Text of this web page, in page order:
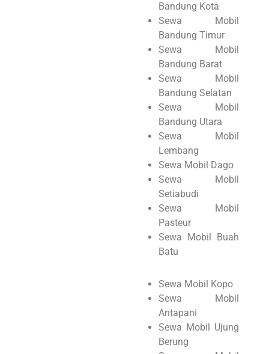
Bandung Kota
Sewa Mobil
Bandung Timur
Sewa Mobil
Bandung Barat
Sewa Mobil
Bandung Selatan
Sewa Mobil
Bandung Utara
Sewa Mobil
Lembang
Sewa Mobil Dago
Sewa Mobil
Setiabudi
Sewa Mobil
Pasteur
Sewa Mobil Buah
Batu
Sewa Mobil Kopo
Sewa Mobil
Antapani
Sewa Mobil Ujung
Berung